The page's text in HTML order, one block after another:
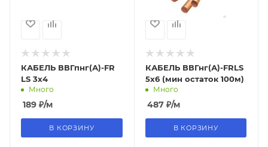
КАБЕЛЬ ВВГпнг(А)-FR
LS 3х4
Много
189 ₽/м
В КОРЗИНУ
КАБЕЛЬ ВВГнг(А)-FRLS
5х6 (мин остаток 100м)
Много
487₽/м
В КОРЗИНУ